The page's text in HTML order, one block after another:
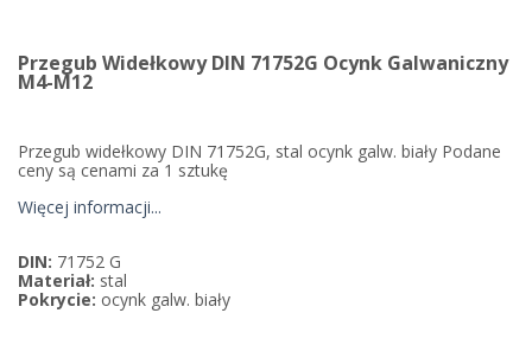
Przegub Widełkowy DIN 71752G Ocynk Galwaniczny
M4-M12
Przegub widełkowy DIN 71752G, stal ocynk galw. biały Podane
ceny są cenami za 1 sztukę
Więcej informacji...
DIN: 71752 G
Materiał: stal
Pokrycie: ocynk galw. biały